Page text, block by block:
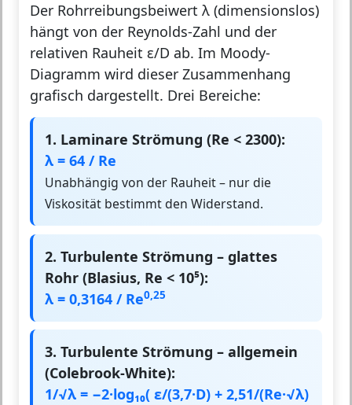
Der Rohrreibungsbeiwert λ (dimensionslos)
hängt von der Reynolds-Zahl und der
relativen Rauheit ε/D ab. Im Moody-
Diagramm wird dieser Zusammenhang
grafisch dargestellt. Drei Bereiche:
1. Laminare Strömung (Re < 2300):
λ = 64 / Re
Unabhängig von der Rauheit – nur die
Viskosität bestimmt den Widerstand.
2. Turbulente Strömung – glattes
Rohr (Blasius, Re < 10⁵):
λ = 0,3164 / Re0,25
3. Turbulente Strömung – allgemein
(Colebrook-White):
1/√λ = −2·log₁₀( ε/(3,7·D) + 2,51/(Re·√λ)